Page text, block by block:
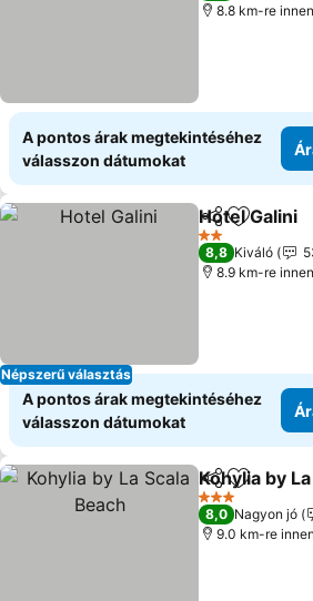
8.8 km-re
A pontos árak megtekintéséhez
válasszon dátumokat
Népszerű választás
Megosztás
Hotel Galini
2 Kategória
8,8 Kiváló
8.9 km-re
A pontos árak megtekintéséhez
válasszon dátumokat
Megosztás
Kohylia by
3 Kategória
8,0 Nagyon jó
9.0 km-re